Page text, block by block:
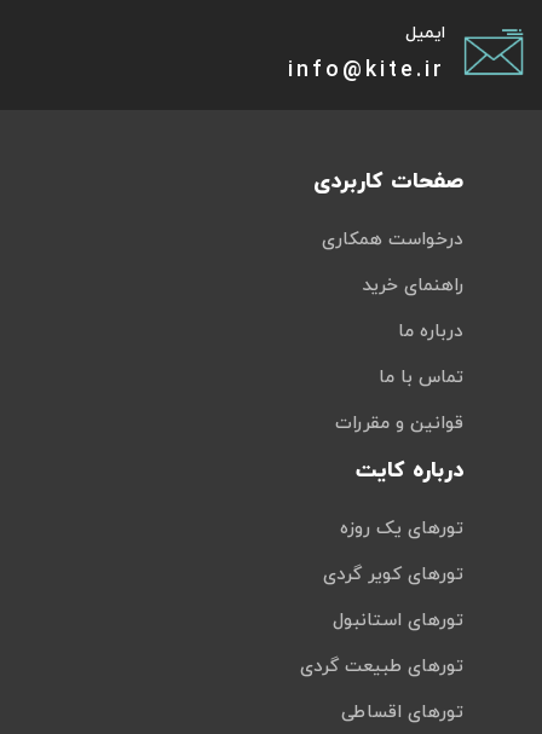
ایمیل
info@kite.ir
صفحات کاربردی
درخواست همکاری
راهنمای خرید
درباره ما
تماس با ما
قوانین و مقررات
درباره کایت
تورهای یک روزه
تورهای کویر گردی
تورهای استانبول
تورهای طبیعت گردی
تورهای اقساطی